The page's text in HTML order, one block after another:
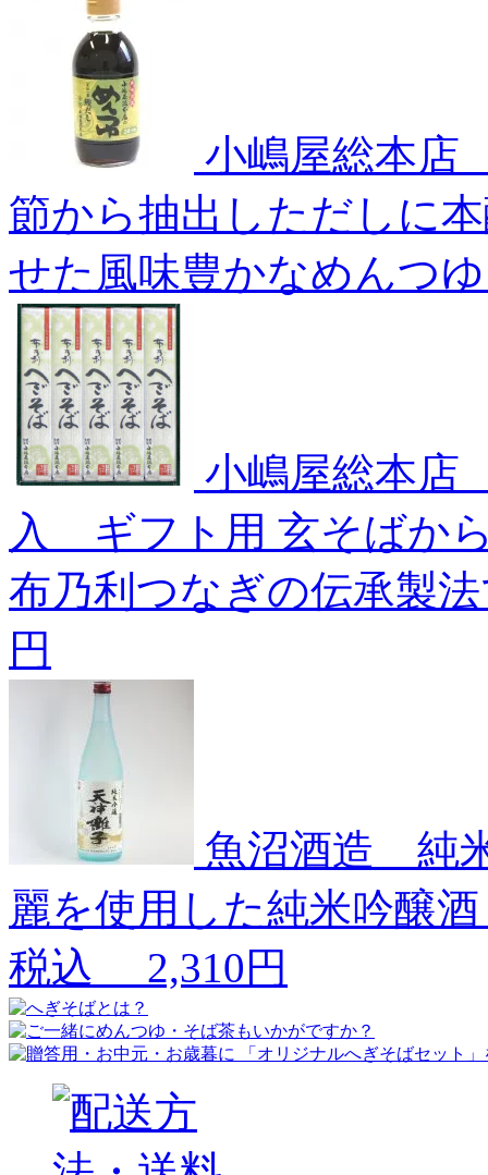
小嶋屋総本
節から抽出しただしに
せた風味豊かなめんつゆ
小嶋屋総本
入 ギフト用 玄そばか
布乃利つなぎの伝承製
円
魚沼酒造 純
麗を使用した純米吟醸
税込
2,310円